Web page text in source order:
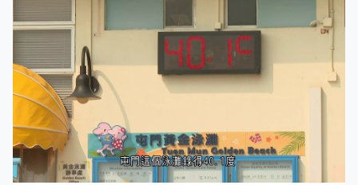
兒童」罪。公會強調，草擬條文務必審慎，確保不會無意
中削弱無罪假定原則或公平審訊權利。